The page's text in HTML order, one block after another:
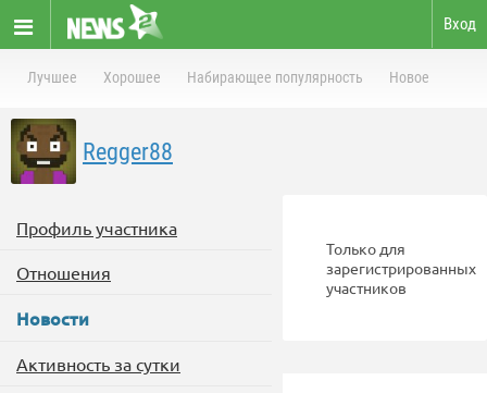
Вход
Лучшее Хорошее Набирающее популярность Новое
Regger88
Профиль участника
Отношения
Новости
Активность за сутки
Только для
зарегистрированных
участников